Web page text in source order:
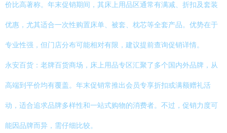
价比高著称。年末促销期间，其床上用品区通常有满减、折扣及套装
优惠，尤其适合一次性购置床单、被套、枕芯等全套产品。优势在于
专业性强，但门店分布可能相对有限，建议提前查询促销详情。
永安百货：老牌百货商场，床上用品专区汇聚了多个国内外品牌，从
高端到平价均有覆盖。年末促销常推出会员专享折扣或满额赠礼活
动，适合追求品牌多样性和一站式购物的消费者。不过，促销力度可
能因品牌而异，需仔细比较。